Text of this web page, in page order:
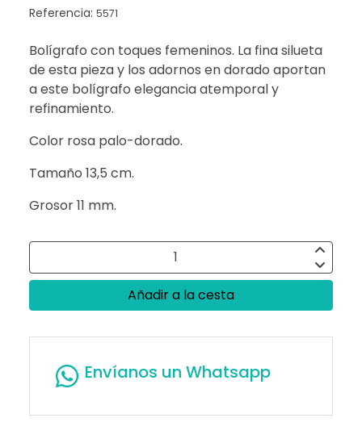
Referencia: 5571
Bolígrafo con toques femeninos. La fina silueta
de esta pieza y los adornos en dorado aportan
a este bolígrafo elegancia atemporal y
refinamiento.
Color rosa palo-dorado.
Tamaño 13,5 cm.
Grosor 11 mm.
Añadir a la cesta
Envíanos un Whatsapp